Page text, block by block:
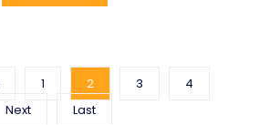
1 2 3
4
Next
Last